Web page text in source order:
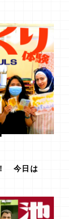
今日は